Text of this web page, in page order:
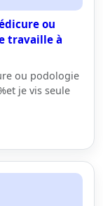
ou
travaille à
ou podologie
je vis seule